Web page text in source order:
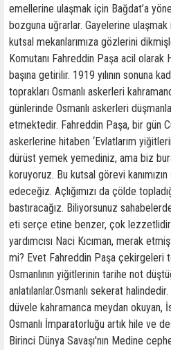
emellerine ulaşmak için Bağdat’a
bozguna uğrarlar. Gayelerine
kutsal mekanlarımıza gözlerini
Komutanı Fahreddin Paşa acil
başına getirilir. 1919 yılının sonuna
toprakları Osmanlı askerleri
günlerinde Osmanlı askerleri
etmektedir. Fahreddin Paşa, bir gün
askerlerine hitaben ‘Evlatlarım
dürüst yemek yemediniz, ama biz
koruyoruz. Bu kutsal görevi
edeceğiz. Açlığımızı da çölde
bastıracağız. Biliyorsunuz
eti serçe etine benzer, çok lezzetlidir
yardımcısı Naci Kıcıman, merak
mi? Evet Fahreddin Paşa çekirgeleri
Osmanlının yiğitlerinin tarihe not
anlatılanlar.Osmanlı sekerat
düvele kahramanca meydan okuyan,
Osmanlı İmparatorluğu artık hile ve
Birinci Dünya Savaşı'nın Medine